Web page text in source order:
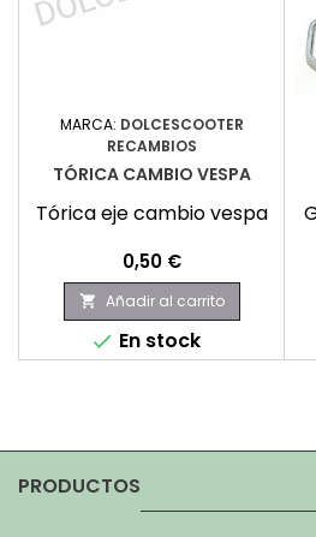
MARCA: DOLCESCOOTER
RECAMBIOS
TÓRICA CAMBIO VESPA
Tórica eje cambio vespa
Precio
0,50 €
 Añadir al carrito
 En stock
PRODUCTOS